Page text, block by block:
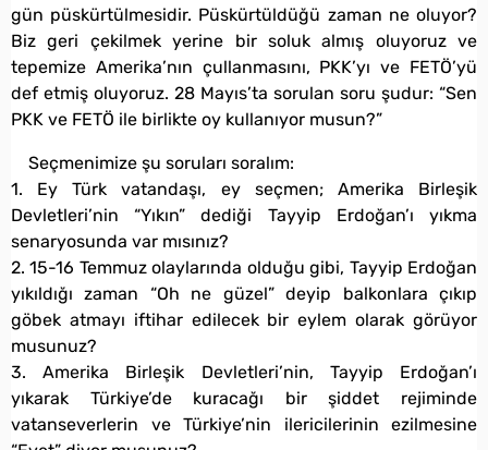
gün püskürtülmesidir. Püskürtüldüğü zaman ne oluyor?
Biz geri çekilmek yerine bir soluk almış oluyoruz ve
tepemize Amerika’nın çullanmasını, PKK’yı ve FETÖ’yü
def etmiş oluyoruz. 28 Mayıs’ta sorulan soru şudur: “Sen
PKK ve FETÖ ile birlikte oy kullanıyor musun?”
Seçmenimize şu soruları soralım:
1. Ey Türk vatandaşı, ey seçmen; Amerika Birleşik
Devletleri’nin “Yıkın” dediği Tayyip Erdoğan’ı yıkma
senaryosunda var mısınız?
2. 15-16 Temmuz olaylarında olduğu gibi, Tayyip Erdoğan
yıkıldığı zaman “Oh ne güzel” deyip balkonlara çıkıp
göbek atmayı iftihar edilecek bir eylem olarak görüyor
musunuz?
3. Amerika Birleşik Devletleri’nin, Tayyip Erdoğan’ı
yıkarak Türkiye’de kuracağı bir şiddet rejiminde
vatanseverlerin ve Türkiye’nin ilericilerinin ezilmesine